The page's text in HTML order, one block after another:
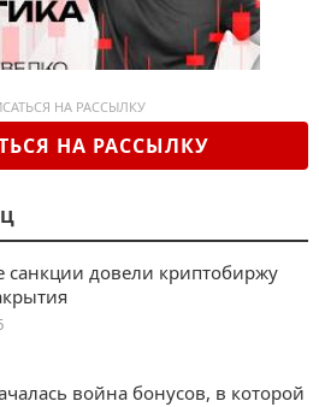
НА РАССЫЛКУ
НА РАССЫЛКУ
санкции довели криптобиржу
война бонусов, в которой